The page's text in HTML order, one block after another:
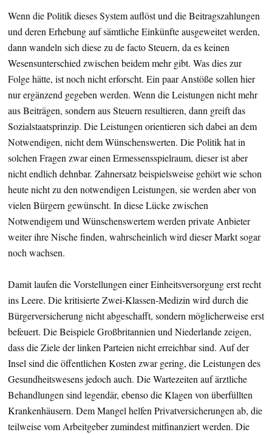
Wenn die Politik dieses System auflöst und die Beitragszahlungen
und deren Erhebung auf sämtliche Einkünfte ausgeweitet werden,
dann wandeln sich diese zu de facto Steuern, da es keinen
Wesensunterschied zwischen beidem mehr gibt. Was dies zur
Folge hätte, ist noch nicht erforscht. Ein paar Anstöße sollen hier
nur ergänzend gegeben werden. Wenn die Leistungen nicht mehr
aus Beiträgen, sondern aus Steuern resultieren, dann greift das
Sozialstaatsprinzip. Die Leistungen orientieren sich dabei an dem
Notwendigen, nicht dem Wünschenswerten. Die Politik hat in
solchen Fragen zwar einen Ermessensspielraum, dieser ist aber
nicht endlich dehnbar. Zahnersatz beispielsweise gehört wie schon
heute nicht zu den notwendigen Leistungen, sie werden aber von
vielen Bürgern gewünscht. In diese Lücke zwischen
Notwendigem und Wünschenswertem werden private Anbieter
weiter ihre Nische finden, wahrscheinlich wird dieser Markt sogar
noch wachsen.
Damit laufen die Vorstellungen einer Einheitsversorgung erst recht
ins Leere. Die kritisierte Zwei-Klassen-Medizin wird durch die
Bürgerversicherung nicht abgeschafft, sondern möglicherweise erst
befeuert. Die Beispiele Großbritannien und Niederlande zeigen,
dass die Ziele der linken Parteien nicht erreichbar sind. Auf der
Insel sind die öffentlichen Kosten zwar gering, die Leistungen des
Gesundheitswesens jedoch auch. Die Wartezeiten auf ärztliche
Behandlungen sind legendär, ebenso die Klagen von überfüllten
Krankenhäusern. Dem Mangel helfen Privatversicherungen ab, die
teilweise vom Arbeitgeber zumindest mitfinanziert werden. Die